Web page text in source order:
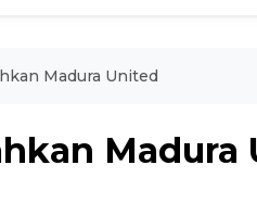
Madura United
Madura